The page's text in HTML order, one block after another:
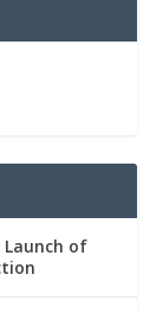
of